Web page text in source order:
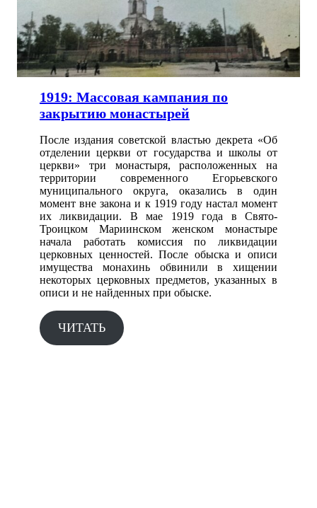
1919: Массовая кампания по
закрытию монастырей
После издания советской властью декрета «Об
отделении церкви от государства и школы от
церкви» три монастыря, расположенных на
территории современного Егорьевского
муниципального округа, оказались в один
момент вне закона и к 1919 году настал момент
их ликвидации. В мае 1919 года в Свято-
Троицком Мариинском женском монастыре
начала работать комиссия по ликвидации
церковных ценностей. После обыска и описи
имущества монахинь обвинили в хищении
некоторых церковных предметов, указанных в
описи и не найденных при обыске.
ЧИТАТЬ